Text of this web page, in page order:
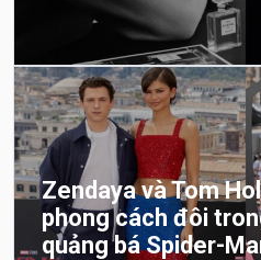
Zendaya và Tom
phong cách đôi
quảng bá Spider-